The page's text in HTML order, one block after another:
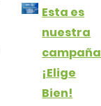
Esta es
nuestra
campaña
¡Elige
Bien!